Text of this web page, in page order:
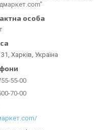
Харків, Україна
55-00
70-00